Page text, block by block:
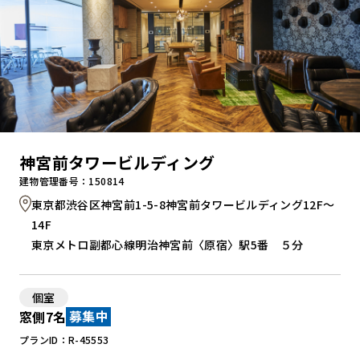
神宮前タワービルディング
建物管理番号：150814
東京都渋谷区神宮前1-5-8神宮前タワービルディング12F～
14F
東京メトロ副都心線明治神宮前〈原宿〉駅5番 ５分
個室
窓側7名 募集中
プランID：R-45553